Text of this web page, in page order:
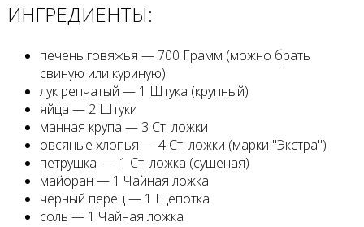
ИНГРЕДИЕНТЫ:
печень говяжья — 700 Грамм (можно брать
свиную или куриную)
лук репчатый — 1 Штука (крупный)
яйца — 2 Штуки
манная крупа — 3 Ст. ложки
овсяные хлопья — 4 Ст. ложки (марки "Экстра")
петрушка — 1 Ст. ложка (сушеная)
майоран — 1 Чайная ложка
черный перец — 1 Щепотка
соль — 1 Чайная ложка